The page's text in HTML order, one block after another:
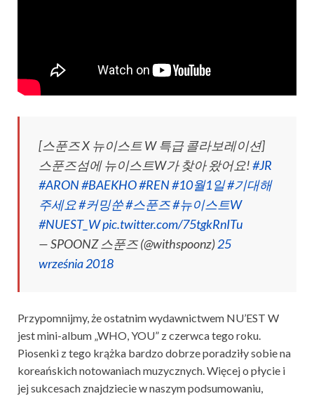
[스푼즈 X 뉴이스트 W 특급 콜라보레이션]
스푼즈섬에 뉴이스트W가 찾아 왔어요!#JR
#ARON#BAEKHO#REN#10월1일#기대해
주세요#커밍쑨#스푼즈#뉴이스트W
#NUEST_Wpic.twitter.com/75tgkRnITu
— SPOONZ 스푼즈 (@withspoonz)25
września 2018
Przypomnijmy, że ostatnim wydawnictwem NU’EST W
jest mini-album „WHO, YOU” z czerwca tego roku.
Piosenki z tego krążka bardzo dobrze poradziły sobie na
koreańskich notowaniach muzycznych. Więcej o płycie i
jej sukcesach znajdziecie w naszym podsumowaniu,